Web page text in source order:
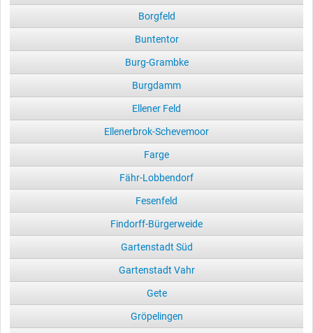
Borgfeld
Buntentor
Burg-Grambke
Burgdamm
Ellener Feld
Ellenerbrok-Schevemoor
Farge
Fähr-Lobbendorf
Fesenfeld
Findorff-Bürgerweide
Gartenstadt Süd
Gartenstadt Vahr
Gete
Gröpelingen